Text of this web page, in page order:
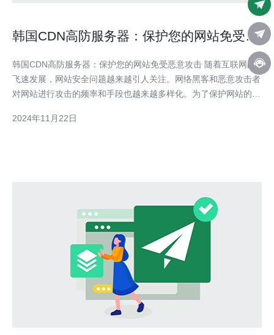
韩国CDN高防服务器：保护您的网站免受恶
韩国CDN高防服务器：保护您的网站免受恶意攻击 随着互联网的
飞速发展，网站安全问题越来越引人关注。网络黑客和恶意攻击者
对网站进行攻击的频率和手段也越来越多样化。为了保护网站的安
务器显得尤为重要。 CDN（Content Delivery Network）是一种基
2024年11月22日